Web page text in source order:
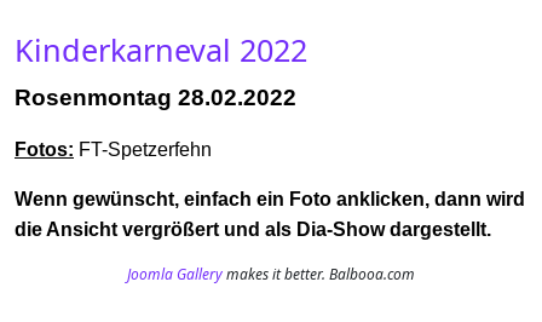
Kinderkarneval 2022
Rosenmontag 28.02.2022
Fotos: FT-Spetzerfehn
Wenn gewünscht, einfach ein Foto anklicken, dann wird
die Ansicht vergrößert und als Dia-Show dargestellt.
Joomla Gallerymakes it better. Balbooa.com